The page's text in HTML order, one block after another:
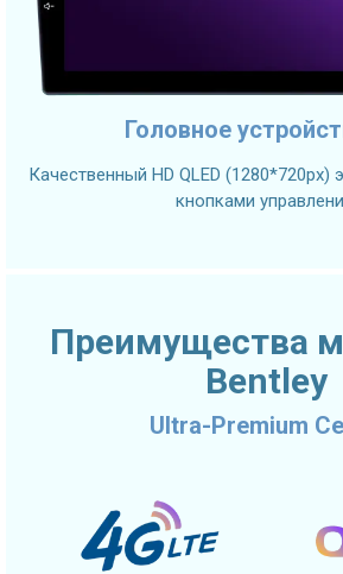
Головное
Качественный HD QLED (1280*720px)
кнопками
Преимущества
Bentley
Ultra-Premium